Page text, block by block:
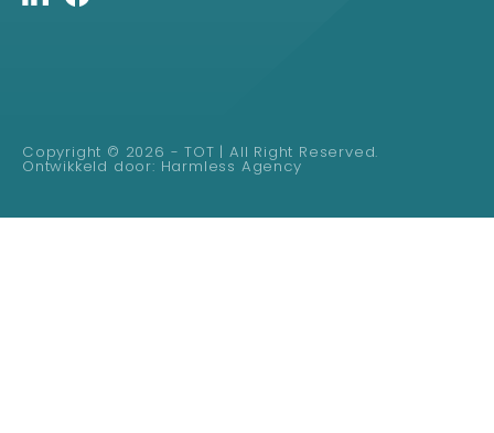
Copyright © 2026 - TOT | All Right Reserved.
Ontwikkeld door: Harmless Agency